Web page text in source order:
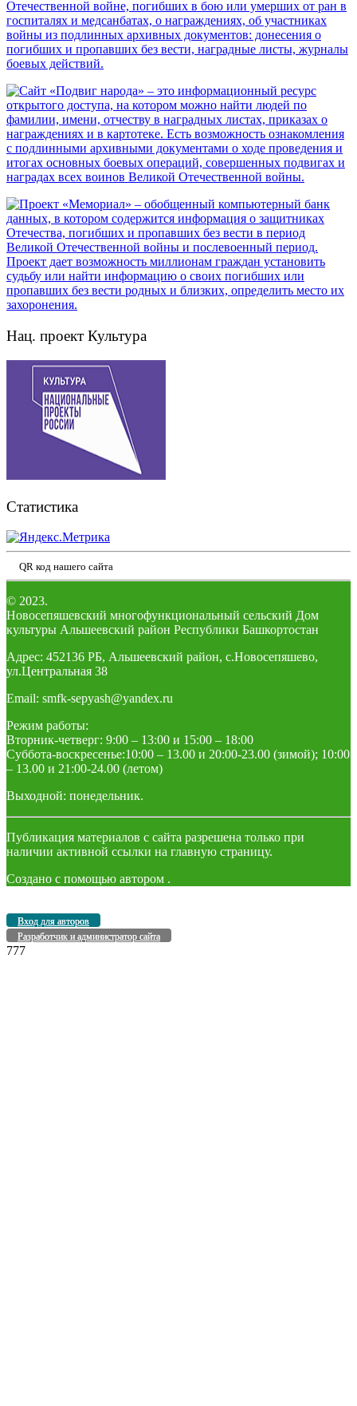
Нац. проект Культура
Статистика
QR код нашего сайта
© 2023.
Новосепяшевский многофункциональный сельский Дом
культуры Альшеевский район Республики Башкортостан
Адрес: 452136 РБ, Альшеевский район, с.Новосепяшево,
ул.Центральная 38
Email: smfk-sepyash@yandex.ru
Режим работы:
Вторник-четверг: 9:00 – 13:00 и 15:00 – 18:00
Суббота-воскресенье:10:00 – 13.00 и 20:00-23.00 (зимой); 10:00
– 13.00 и 21:00-24.00 (летом)
Выходной: понедельник.
Публикация материалов с сайта разрешена только при
наличии активной ссылки на главную страницу.
Создано с помощью автором .
Вход для авторов
Разработчик и администратор сайта
777